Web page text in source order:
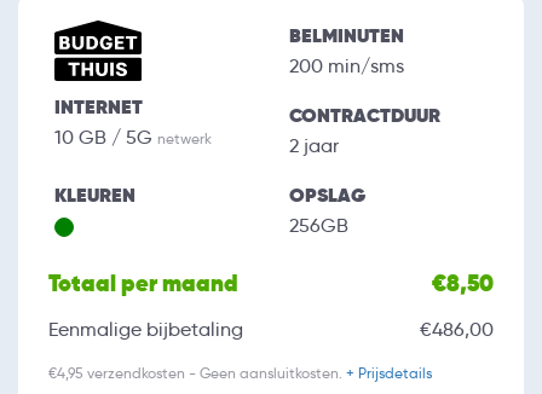
INTERNET
10 GB / 5G netwerk
BELMINUTEN
200 min/sms
CONTRACTDUUR
2 jaar
KLEUREN OPSLAG
256GB
Totaal per maand €8,50
Eenmalige bijbetaling €486,00
€4,95 verzendkosten - Geen aansluitkosten. + Prijsdetails